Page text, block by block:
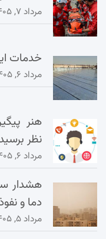
مرداد ۷, ۱۴۰۵
خدمات
مرداد ۶, ۱۴۰۵
هنر
نظر برسید
مرداد ۶, ۱۴۰۵
هشدار
دما و
مرداد ۵, ۱۴۰۵